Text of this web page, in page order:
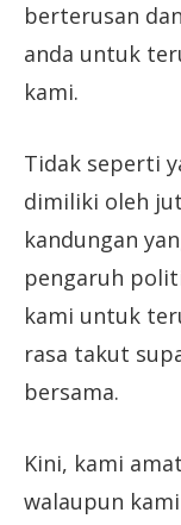
berterusan
anda untuk
kami.
Tidak seperti
dimiliki oleh
kandungan
pengaruh
kami untuk
rasa takut
bersama.
Kini, kami
walaupun